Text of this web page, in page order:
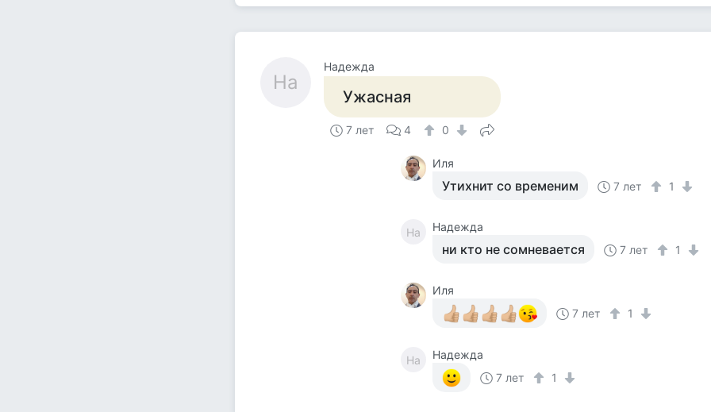
На
Надежда
Ужасная
7 лет 4 0
Иля
Утихнит со временим 7 лет 1
На Надежда
ни кто не сомневается 7 лет 1
Иля
7 лет
1
На
Надежда
7 лет
1